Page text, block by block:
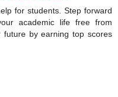
for students. Step forward
academic life free from
by earning top scores